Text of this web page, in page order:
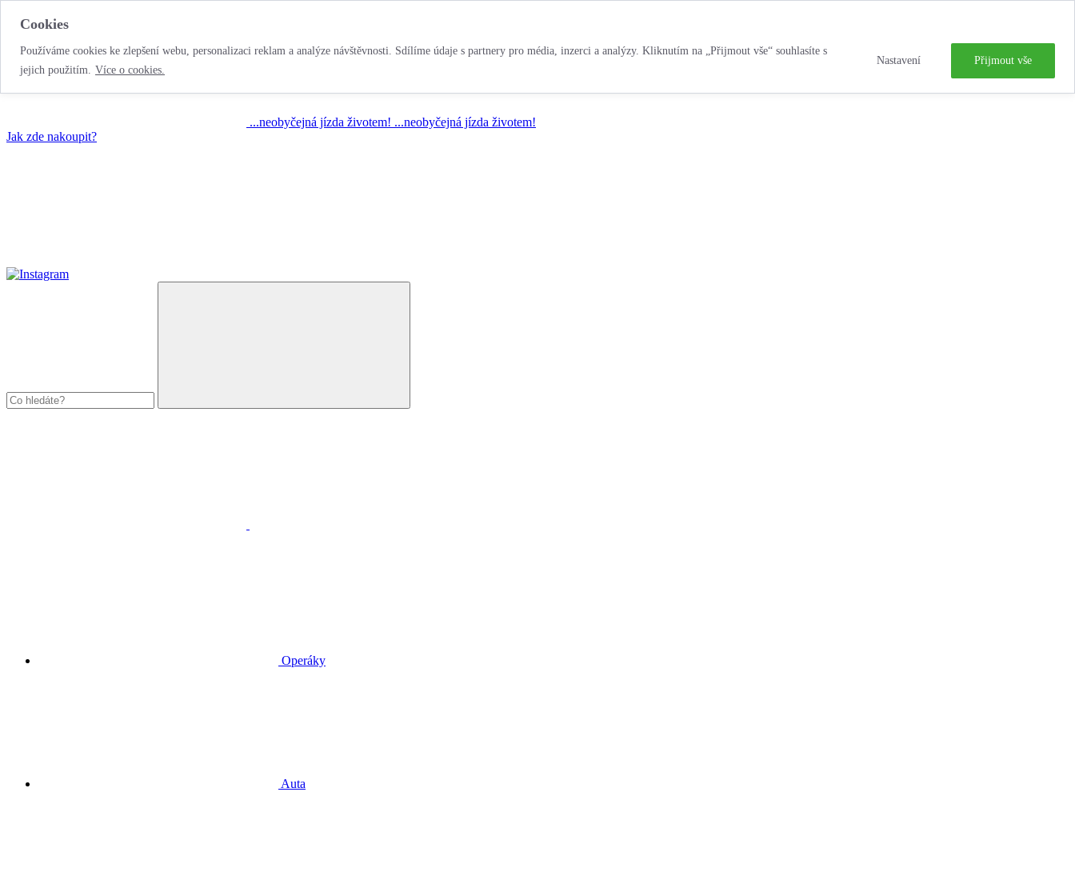
Cookies
Používáme cookies ke zlepšení webu, personalizaci reklam a analýze návštěvnosti. Sdílíme údaje s partnery pro média, inzerci a analýzy. Kliknutím na „Přijmout vše“ souhlasíte s
jejich použitím. Více o cookies.
Nastavení Přijmout vše
...neobyčejná jízda životem! ...neobyčejná jízda životem!
Jak zde nakoupit?
Operáky
Auta